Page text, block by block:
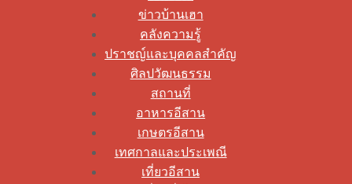
ข่าวบ้านเฮา
คลังความรู้
ปราชญ์และบุคคลสำคัญ
ศิลปวัฒนธรรม
สถานที่
อาหารอีสาน
เกษตรอีสาน
เทศกาลและประเพณี
เที่ยวอีสาน